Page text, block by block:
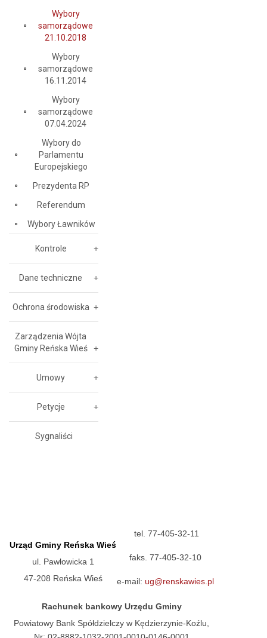
Wybory
samorządowe
21.10.2018
Wybory
samorządowe
16.11.2014
Wybory
samorządowe
07.04.2024
Wybory do
Parlamentu
Europejskiego
Prezydenta RP
Referendum
Wybory Ławników
Kontrole
Dane techniczne
Ochrona środowiska
Zarządzenia Wójta
Gminy Reńska Wieś
Umowy
Petycje
Sygnaliści
Urząd Gminy Reńska Wieś
ul. Pawłowicka 1
47-208 Reńska Wieś
tel. 77-405-32-11
faks. 77-405-32-10
e-mail: ug@renskawies.pl
Rachunek bankowy Urzędu Gminy
Powiatowy Bank Spółdzielczy w Kędzierzynie-Koźlu,